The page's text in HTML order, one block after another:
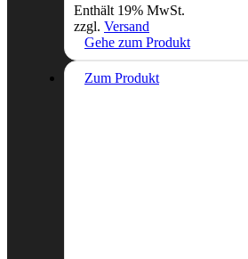
Enthält 19% MwSt.
zzgl. Versand
Gehe zum Produkt
Zum Produkt